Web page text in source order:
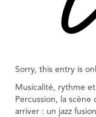
Sorry, this entry is
Musicalité, rythme
Percussion, la
arriver : un jazz